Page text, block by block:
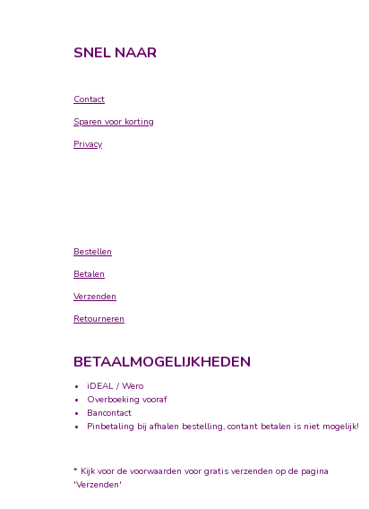
SNEL NAAR
Contact
Sparen voor korting
Privacy
Bestellen
Betalen
Verzenden
Retourneren
BETAALMOGELIJKHEDEN
iDEAL / Wero
Overboeking vooraf
Bancontact
Pinbetaling bij afhalen bestelling, contant betalen is niet mogelijk!
* Kijk voor de voorwaarden voor gratis verzenden op de pagina
'Verzenden'